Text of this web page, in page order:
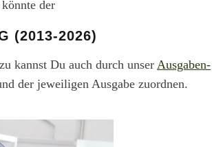
der
(2013-2026)
kannst Du auch durch unserAusgaben-
der jeweiligen Ausgabe zuordnen.